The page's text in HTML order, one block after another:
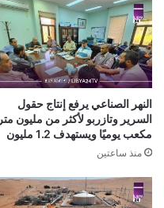
النهر الصناعي يرفع إنتاج حقول
السرير وتازربو لأكثر من مليون متر
مكعب يوميًا ويستهدف 1.2 مليون
منذ ساعتين